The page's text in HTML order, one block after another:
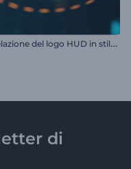
R
ivelazione del logo HUD in stile cinematografico
di